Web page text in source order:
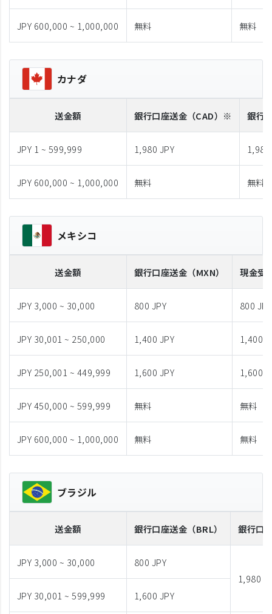
JPY 600,000 ~ 1,000,000 無料 無料
カナダ
送金額 銀行口座送金 （CAD）※ 銀行
JPY 1 ~ 599,999 1,980 JPY 1,980
JPY 600,000 ~ 1,000,000 無料 無料
メキシコ
送金額 銀行口座送金 （MXN） 現金受
JPY 3,000 ~ 30,000 800 JPY 800 JPY
JPY 30,001 ~ 250,000 1,400 JPY 1,400
JPY 250,001 ~ 449,999 1,600 JPY 1,600
JPY 450,000 ~ 599,999 無料 無料
JPY 600,000 ~ 1,000,000 無料 無料
ブラジル
送金額 銀行口座送金 （BRL） 銀行口
JPY 3,000 ~ 30,000
800 JPY
1,980
JPY 30,001 ~ 599,999
1,600 JPY